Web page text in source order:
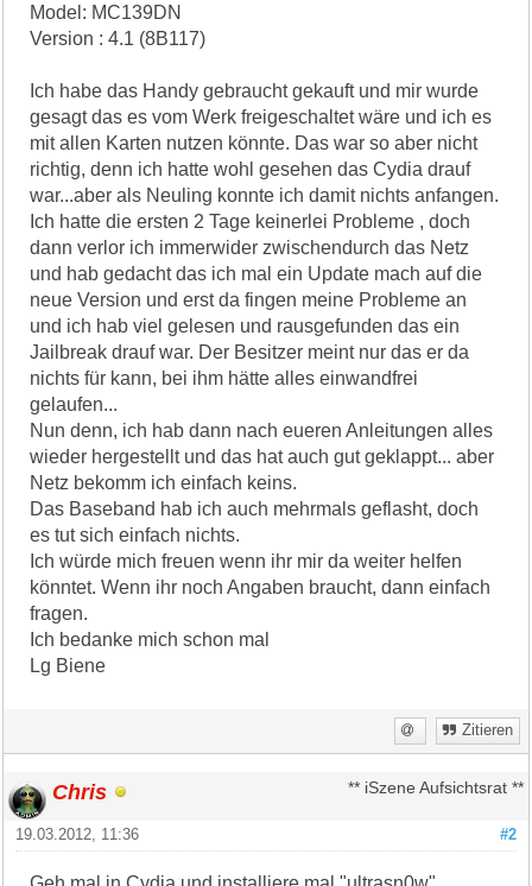
Model: MC139DN
Version : 4.1 (8B117)
Ich habe das Handy gebraucht gekauft und mir wurde
gesagt das es vom Werk freigeschaltet wäre und ich es
mit allen Karten nutzen könnte. Das war so aber nicht
richtig, denn ich hatte wohl gesehen das Cydia drauf
war...aber als Neuling konnte ich damit nichts anfangen.
Ich hatte die ersten 2 Tage keinerlei Probleme , doch
dann verlor ich immerwider zwischendurch das Netz
und hab gedacht das ich mal ein Update mach auf die
neue Version und erst da fingen meine Probleme an
und ich hab viel gelesen und rausgefunden das ein
Jailbreak drauf war. Der Besitzer meint nur das er da
nichts für kann, bei ihm hätte alles einwandfrei
gelaufen...
Nun denn, ich hab dann nach eueren Anleitungen alles
wieder hergestellt und das hat auch gut geklappt... aber
Netz bekomm ich einfach keins.
Das Baseband hab ich auch mehrmals geflasht, doch
es tut sich einfach nichts.
Ich würde mich freuen wenn ihr mir da weiter helfen
könntet. Wenn ihr noch Angaben braucht, dann einfach
fragen.
Ich bedanke mich schon mal
Lg Biene
Zitieren
Chris ** iSzene Aufsichtsrat **
#2
19.03.2012, 11:36